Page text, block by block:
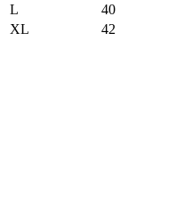
L
40
XL
42